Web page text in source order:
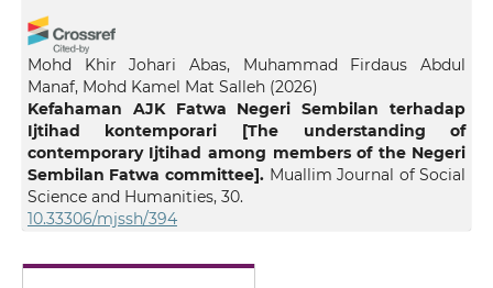
Mohd Khir Johari Abas, Muhammad Firdaus Abdul
Manaf, Mohd Kamel Mat Salleh (2026)
Kefahaman AJK Fatwa Negeri Sembilan terhadap
Ijtihad kontemporari [The understanding of
contemporary Ijtihad among members of the Negeri
Sembilan Fatwa committee]. Muallim Journal of Social
Science and Humanities, 30.
10.33306/mjssh/394